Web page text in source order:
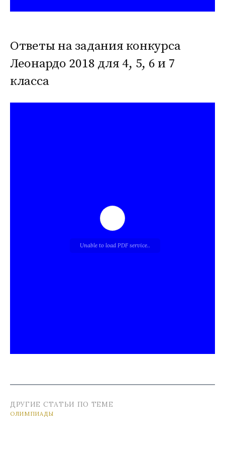
Ответы на задания конкурса
Леонардо 2018 для 4, 5, 6 и 7
класса
Unable to load PDF service..
ДРУГИЕ СТАТЬИ ПО ТЕМЕ
ОЛИМПИАДЫ